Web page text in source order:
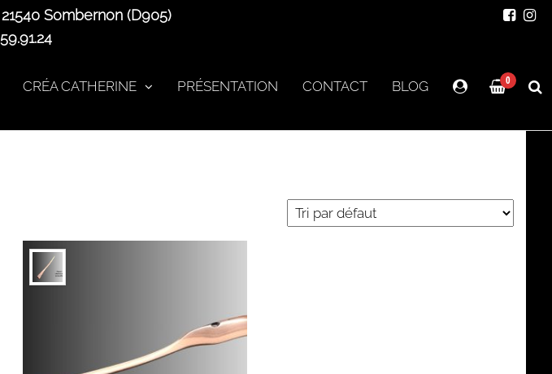
Sombernon (D905)
0
CRÉA CATHERINE PRÉSENTATION CONTACT BLOG